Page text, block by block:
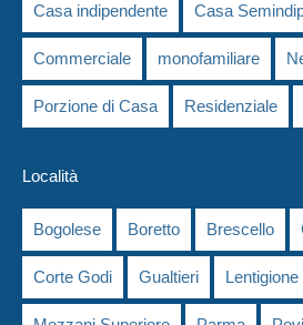
Casa indipendente Casa
Commerciale monofamiliare
Porzione di Casa Residenziale
Località
Bogolese Boretto Brescello
Corte Godi Gualtieri Lentigione